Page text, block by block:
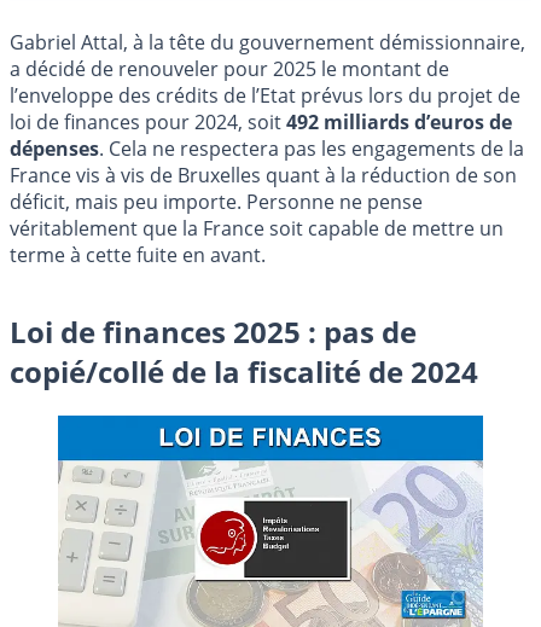
Gabriel Attal, à la tête du gouvernement démissionnaire,
a décidé de renouveler pour 2025 le montant de
l’enveloppe des crédits de l’Etat prévus lors du projet de
loi de finances pour 2024, soit492 milliards d’euros de
dépenses. Cela ne respectera pas les engagements de la
France vis à vis de Bruxelles quant à la réduction de son
déficit, mais peu importe. Personne ne pense
véritablement que la France soit capable de mettre un
terme à cette fuite en avant.
Loi de finances 2025 : pas de
copié/collé de la fiscalité de 2024